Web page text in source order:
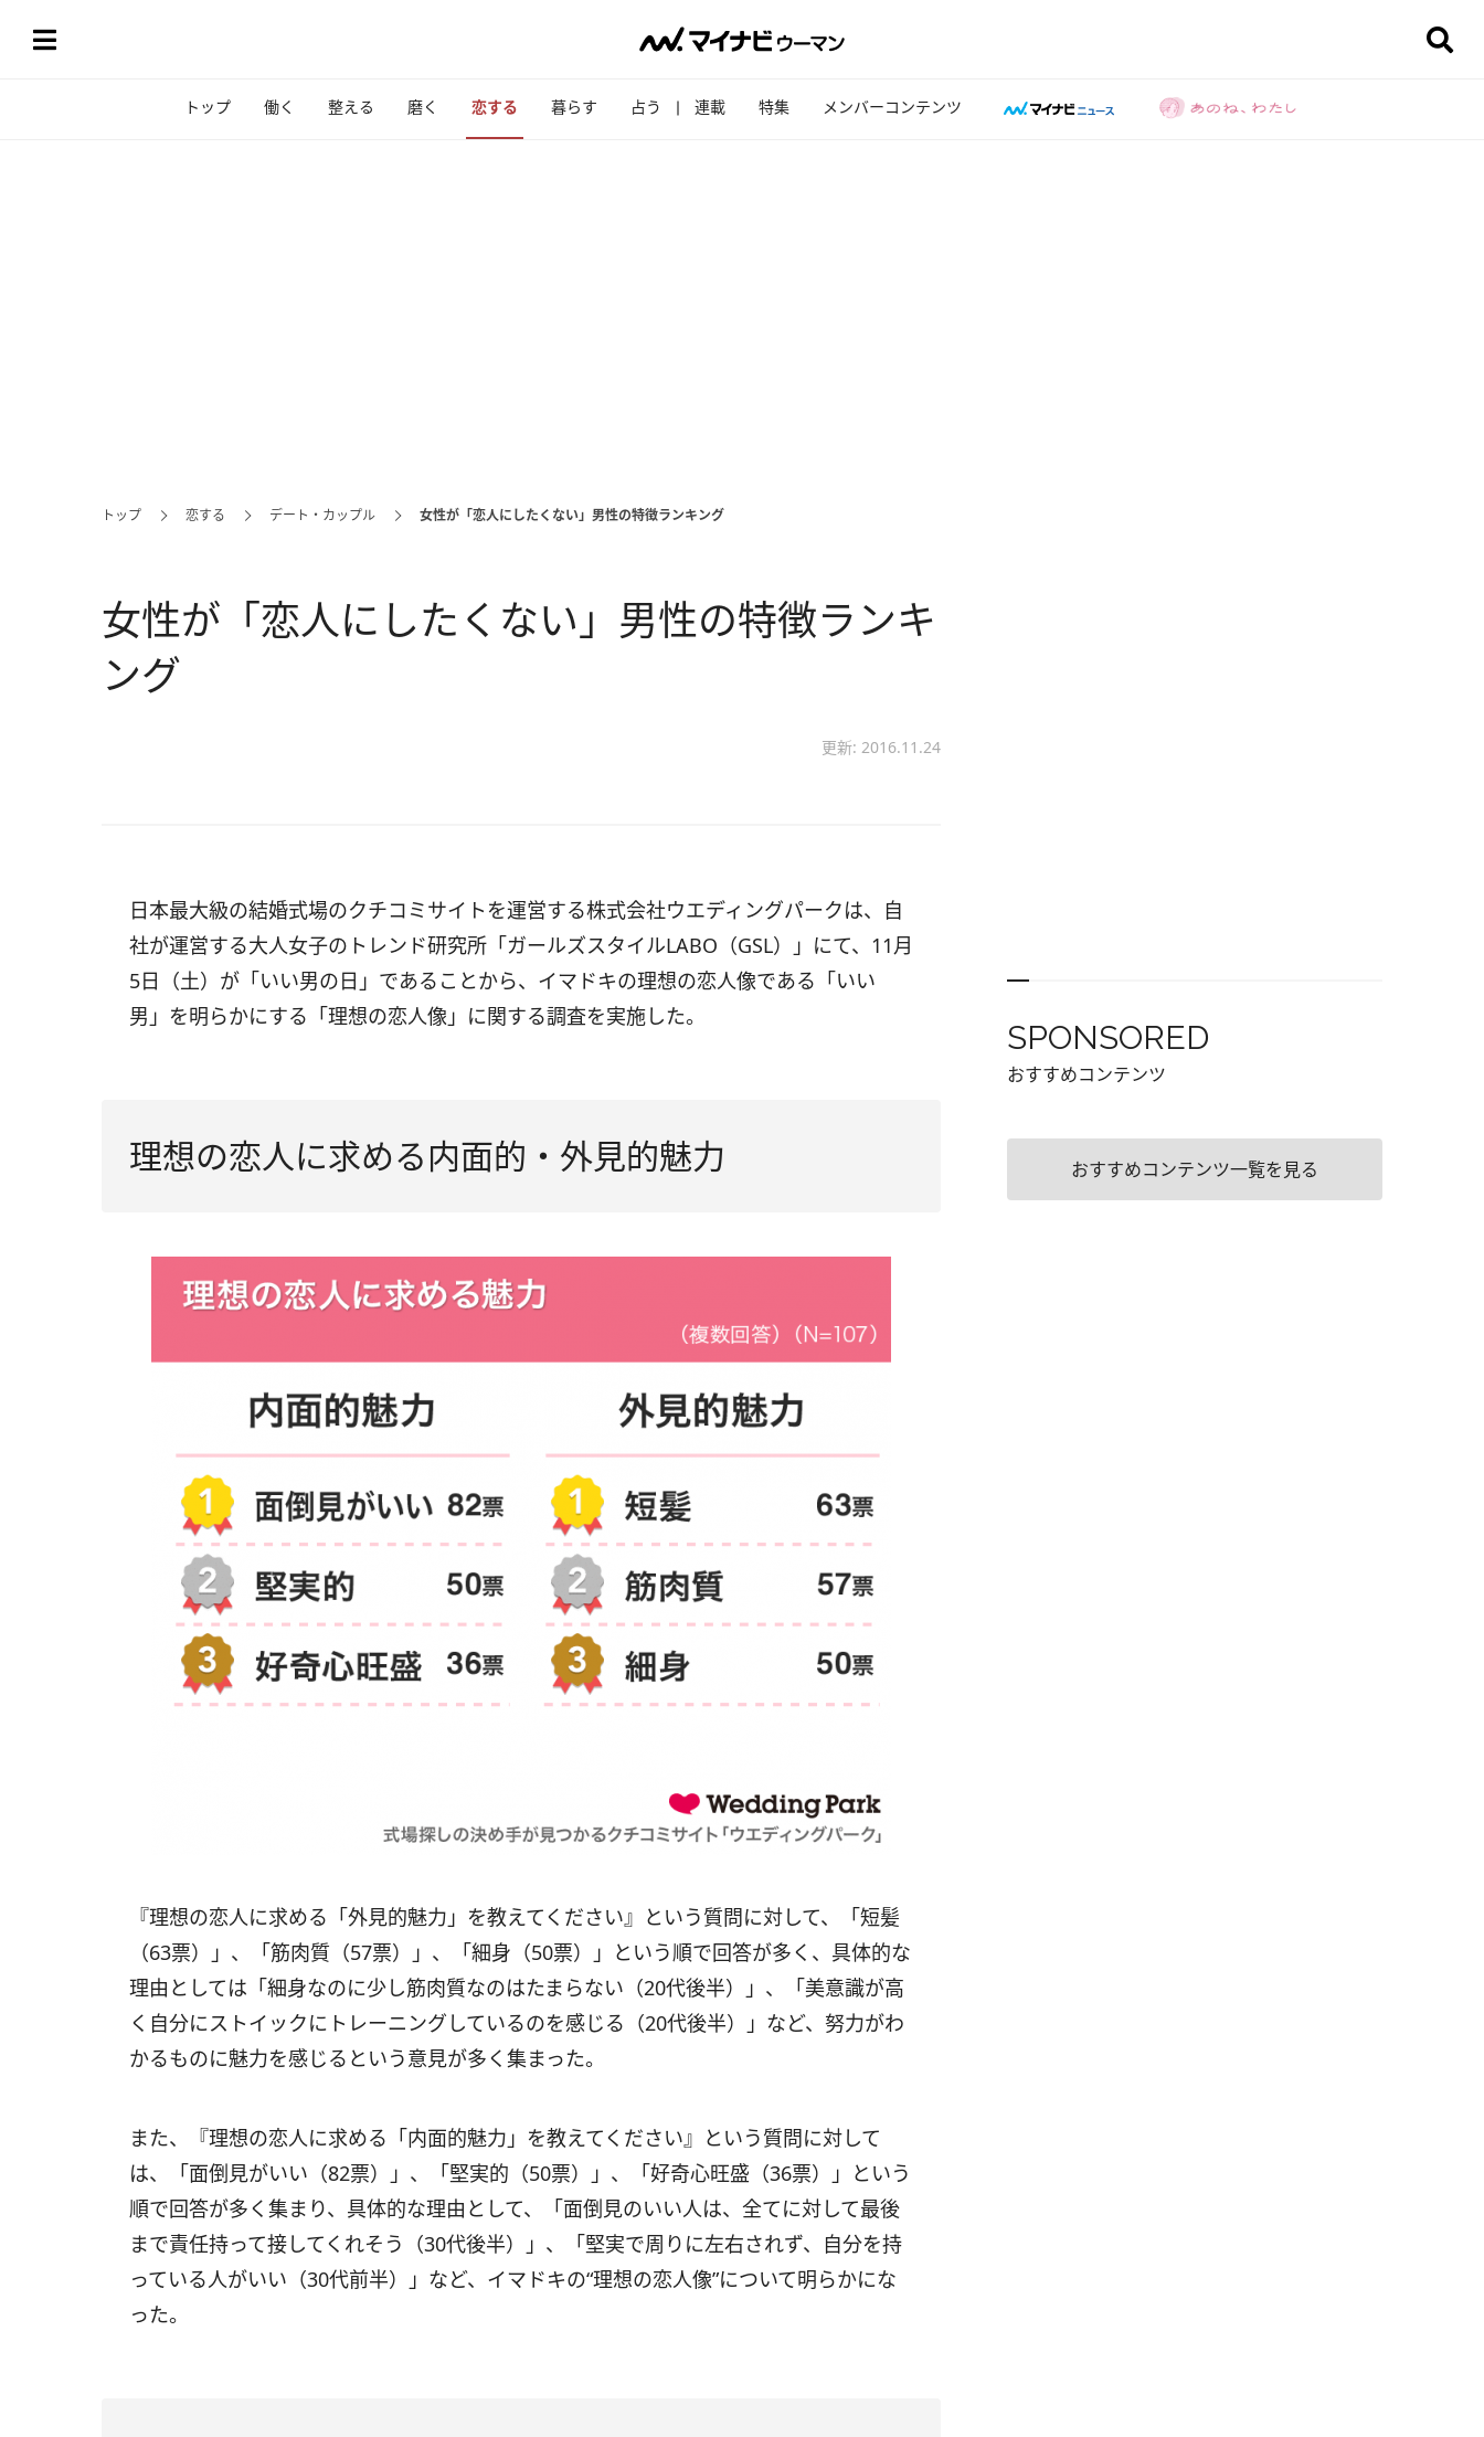
トップ 働く 整える 磨く 恋する 暮らす 占う 連載 特集 メンバーコンテンツ
トップ 恋する デート・カップル 女性が「恋人にしたくない」男性の特徴ランキング
女性が「恋人にしたくない」男性の特徴ランキ
ング
更新: 2016.11.24
日本最大級の結婚式場のクチコミサイトを運営する株式会社ウエディングパークは、自
社が運営する大人女子のトレンド研究所「ガールズスタイルLABO（GSL）」にて、11月
5日（土）が「いい男の日」であることから、イマドキの理想の恋人像である「いい
男」を明らかにする「理想の恋人像」に関する調査を実施した。
理想の恋人に求める内面的・外見的魅力
『理想の恋人に求める「外見的魅力」を教えてください』という質問に対して、「短髪
（63票）」、「筋肉質（57票）」、「細身（50票）」という順で回答が多く、具体的な
理由としては「細身なのに少し筋肉質なのはたまらない（20代後半）」、「美意識が高
く自分にストイックにトレーニングしているのを感じる（20代後半）」など、努力がわ
かるものに魅力を感じるという意見が多く集まった。
また、『理想の恋人に求める「内面的魅力」を教えてください』という質問に対して
は、「面倒見がいい（82票）」、「堅実的（50票）」、「好奇心旺盛（36票）」という
順で回答が多く集まり、具体的な理由として、「面倒見のいい人は、全てに対して最後
まで責任持って接してくれそう（30代後半）」、「堅実で周りに左右されず、自分を持
っている人がいい（30代前半）」など、イマドキの“理想の恋人像”について明らかにな
った。
SPONSORED
おすすめコンテンツ
おすすめコンテンツ一覧を見る